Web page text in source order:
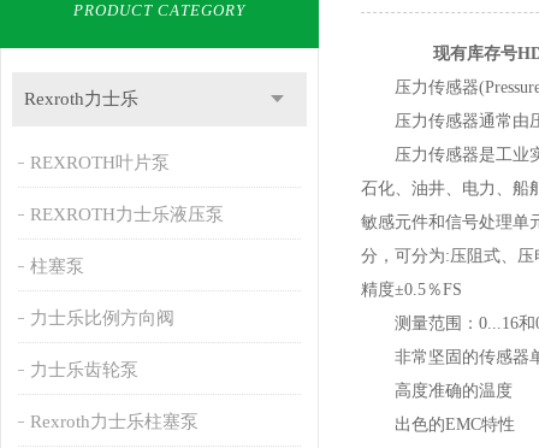
PRODUCT CATEGORY
Rexroth力士乐
REXROTH叶片泵
REXROTH力士乐液压泵
柱塞泵
力士乐比例方向阀
力士乐齿轮泵
Rexroth力士乐柱塞泵
现有库存号
压力传感器(Pressure
压力传感器通常由压
压力传感器是工业实
石化、油井、电力、船
敏感元件和信号处理单
分，可分为:压阻式、
精度±0.5％FS
测量范围：0...16和
非常坚固的传感器
高度准确的温度
出色的EMC特性